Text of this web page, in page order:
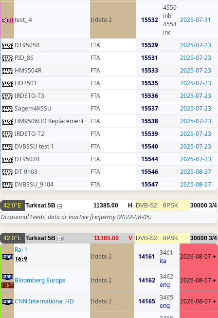
test_i4 Irdeto 2 15532
4550
inb
4554
inc
2025-07-31
DT9505R FTA 15529
2025-07-23
PID_86
FTA 15531
2025-07-23
HM9504R
FTA 15533
2025-07-23
HD3501
FTA 15535
2025-07-23
IRDETO-T3
FTA 15536
2025-07-23
Sagem4KSSU
FTA 15537
2025-07-23
HM9506HD Replacement
FTA 15538
2025-07-23
IRDETO-T2
FTA 15539
2025-07-23
DVBSSU test 1
FTA 15540
2025-07-23
DT9502R
FTA 15544
2025-07-23
DT 9103
FTA 15546
2025-08-27
DVBSSU_9104
FTA 15547 2025-08-27
42.0°E Turksat 5B 11385.00 H DVB-S2 8PSK 30000 3/4
Occasional Feeds, data or inactive frequency(2022-08-05)
42.0°E Turksat 5B 8 11385.00 V DVB-S2 8PSK 30000 3/4
Rai 1
Irdeto 2
14161
3461
ita
2026-08-07+
Bloomberg Europe Irdeto 2 14162 3462
eng
2026-08-07+
CNN International HD Irdeto 2 14165 3465
eng
2026-08-07+